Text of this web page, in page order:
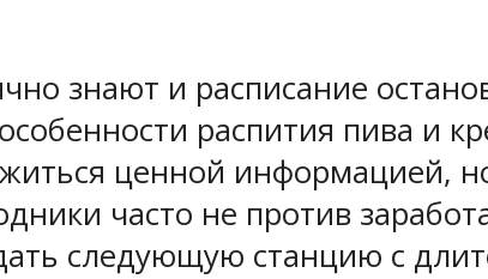
знают и расписание
распития пива и
ценной информацией,
часто не против
следующую станцию с